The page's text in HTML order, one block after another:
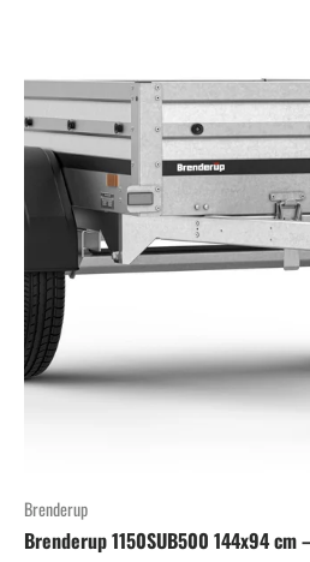
Brenderup
Brenderup 1150SUB500 144x94